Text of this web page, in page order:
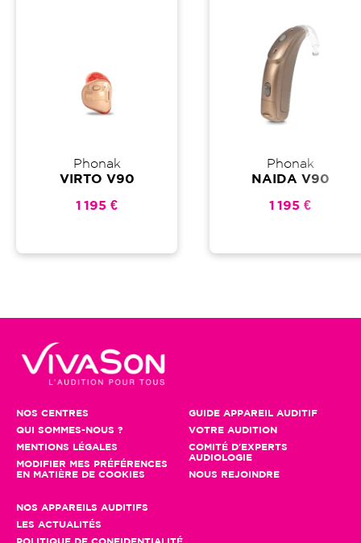
Phonak
VIRTO V90
1 195 €
Phonak
NAIDA V90
1 195 €
NOS CENTRES
QUI SOMMES-NOUS ?
MENTIONS LÉGALES
MODIFIER MES PRÉFÉRENCES
EN MATIÈRE DE COOKIES
GUIDE APPAREIL AUDITIF
VOTRE AUDITION
COMITÉ D'EXPERTS
AUDIOLOGIE
NOUS REJOINDRE
NOS APPAREILS AUDITIFS
LES ACTUALITÉS